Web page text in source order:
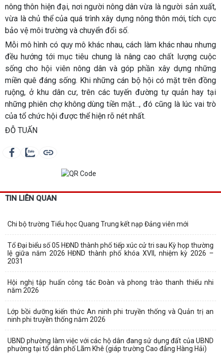
nông thôn hiện đại, nơi người nông dân vừa là người sản xuất,
vừa là chủ thể của quá trình xây dựng nông thôn mới, tích cực
bảo vệ môi trường và chuyển đổi số.
Mỗi mô hình có quy mô khác nhau, cách làm khác nhau nhưng
đều hướng tới mục tiêu chung là nâng cao chất lượng cuộc
sống cho hội viên nông dân và góp phần xây dựng những
miền quê đáng sống. Khi những cán bộ hội có mặt trên đồng
ruộng, ở khu dân cư, trên các tuyến đường tự quản hay tại
những phiên chợ không dùng tiền mặt..., đó cũng là lúc vai trò
của tổ chức hội được thể hiện rõ nét nhất.
ĐỖ TUẤN
TIN LIÊN QUAN
Chi bộ trường Tiểu học Quang Trung kết nạp Đảng viên mới
Tổ Đại biểu số 05 HĐND thành phố tiếp xúc cử tri sau Kỳ họp thường
lệ giữa năm 2026 HĐND thành phố khóa XVII, nhiệm kỳ 2026 –
2031
Hội nghị tập huấn công tác Đoàn và phong trào thanh thiếu nhi
năm 2026
Lớp bồi dưỡng kiến thức An ninh phi truyền thống và Quản trị an
ninh phi truyền thống năm 2026
UBND phường làm việc với các hộ dân đang sử dụng đất của UBND
phường tại tổ dân phố Lãm Khê (giáp trường Cao đẳng Hàng Hải)